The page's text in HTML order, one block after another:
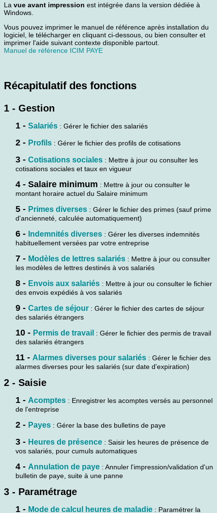
La vue avant impression est intégrée dans la version dédiée à
Windows.
Vous pouvez imprimer le manuel de référence après installation du
logiciel, le télécharger en cliquant ci-dessous, ou bien consulter et
imprimer l'aide suivant contexte disponible partout.
Manuel de référence ICIM PAYE
Récapitulatif des fonctions
1 - Gestion
1 - Salariés : Gérer le fichier des salariés
2 - Profils : Gérer le fichier des profils de cotisations
3 - Cotisations sociales : Mettre à jour ou consulter les
cotisations sociales et taux en vigueur
4 - Salaire minimum : Mettre à jour ou consulter le
montant horaire actuel du Salaire minimum
5 - Primes diverses : Gérer le fichier des primes (sauf prime
d'ancienneté, calculée automatiquement)
6 - Indemnités diverses : Gérer les diverses indemnités
habituellement versées par votre entreprise
7 - Modèles de lettres salariés : Mettre à jour ou consulter
les modèles de lettres destinés à vos salariés
8 - Envois aux salariés : Mettre à jour ou consulter le fichier
des envois expédiés à vos salariés
9 - Cartes de séjour : Gérer le fichier des cartes de séjour
des salariés étrangers
10 - Permis de travail : Gérer le fichier des permis de travail
des salariés étrangers
11 - Alarmes diverses pour salariés : Gérer le fichier des
alarmes diverses pour les salariés (sur date d'expiration)
2 - Saisie
1 - Acomptes : Enregistrer les acomptes versés au personnel
de l'entreprise
2 - Payes : Gérer la base des bulletins de paye
3 - Heures de présence : Saisir les heures de présence de
vos salariés, pour cumuls automatiques
4 - Annulation de paye : Annuler l'impression/validation d'un
bulletin de paye, suite à une panne
3 - Paramétrage
1 - Mode de calcul heures de maladie : Paramétrer la